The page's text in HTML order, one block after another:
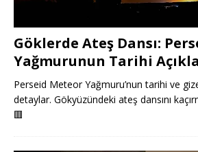
Göklerde Ateş Dansı:
Yağmurunun Tarihi
Perseid Meteor Yağmuru’nun tarihi ve
detaylar. Gökyüzündeki ateş dansını
🟥